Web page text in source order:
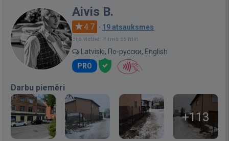
Aivis B.
4.7 · 19 atsauksmes
Bija vietnē: Pirms 55 min.
Latviski, По-русски, English
PRO
Darbu piemēri
+113